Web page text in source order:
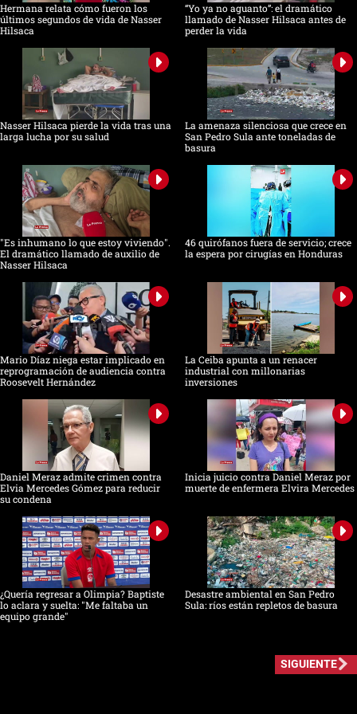
Hermana relata cómo fueron los
últimos segundos de vida de Nasser
Hilsaca
“Yo ya no aguanto”: el dramático
llamado de Nasser Hilsaca antes de
perder la vida
Nasser Hilsaca pierde la vida tras una
larga lucha por su salud
La amenaza silenciosa que crece en
San Pedro Sula ante toneladas de
basura
"Es inhumano lo que estoy viviendo".
El dramático llamado de auxilio de
Nasser Hilsaca
46 quirófanos fuera de servicio; crece
la espera por cirugías en Honduras
Mario Díaz niega estar implicado en
reprogramación de audiencia contra
Roosevelt Hernández
La Ceiba apunta a un renacer
industrial con millonarias
inversiones
Daniel Meraz admite crimen contra
Elvia Mercedes Gómez para reducir
su condena
Inicia juicio contra Daniel Meraz por
muerte de enfermera Elvira Mercedes
¿Quería regresar a Olimpia? Baptiste
lo aclara y suelta: "Me faltaba un
equipo grande"
Desastre ambiental en San Pedro
Sula: ríos están repletos de basura
SIGUIENTE